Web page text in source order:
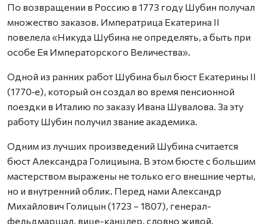
По возвращении в Россию в 1773 году Шубин получал
множество заказов. Императрица Екатерина II
повелела «Никуда Шубина не определять, а быть при
особе Ея Императорского Величества».
Одной из ранних работ Шубина был бюст Екатерины II
(1770‑е), который он создал во время пенсионной
поездки в Италию по заказу Ивана Шувалова. За эту
работу Шубин получил звание академика.
Одним из лучших произведений Шубина считается
бюст Александра Голициына. В этом бюсте с большим
мастерством выражены не только его внешние черты,
но и внутренний облик. Перед нами Александр
Михайлович Голицын (1723 – 1807), генерал-
фельдмаршал, вице-канцлер, словно живой.